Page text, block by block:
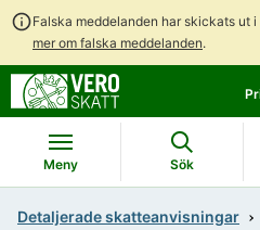
Falska meddelanden har skickats ut
mer om falska meddelanden.
till
till
Meny Sök
Detaljerade skatteanvisningar